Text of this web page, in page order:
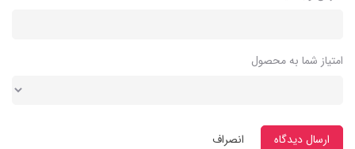
امتیاز شما به محصول
ارسال دیدگاه انصراف